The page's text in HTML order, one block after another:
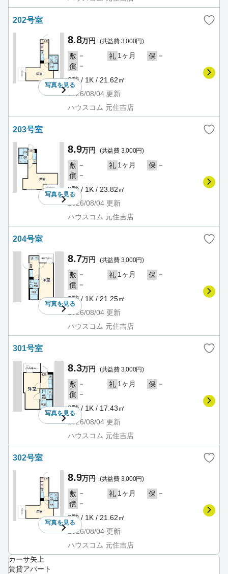
202号室
写真を見る
8.8万円 (共益費 3,000円)
敷 － 礼 1ヶ月 保 －
償 －
2階 / 1K / 21.62㎡
2026/08/04 更新
ハウスコム 元住吉店
203号室
写真を見る
8.9万円 (共益費 3,000円)
敷 － 礼 1ヶ月 保 －
償 －
2階 / 1K / 23.82㎡
2026/08/04 更新
ハウスコム 元住吉店
204号室
写真を見る
8.7万円 (共益費 3,000円)
敷 － 礼 1ヶ月 保 －
償 －
2階 / 1K / 21.25㎡
2026/08/04 更新
ハウスコム 元住吉店
301号室
写真を見る
8.3万円 (共益費 3,000円)
敷 － 礼 1ヶ月 保 －
償 －
3階 / 1K / 17.43㎡
2026/08/04 更新
ハウスコム 元住吉店
302号室
写真を見る
8.9万円 (共益費 3,000円)
敷 － 礼 1ヶ月 保 －
償 －
3階 / 1K / 21.62㎡
2026/08/04 更新
ハウスコム 元住吉店
カーサ矢上
賃貸アパート